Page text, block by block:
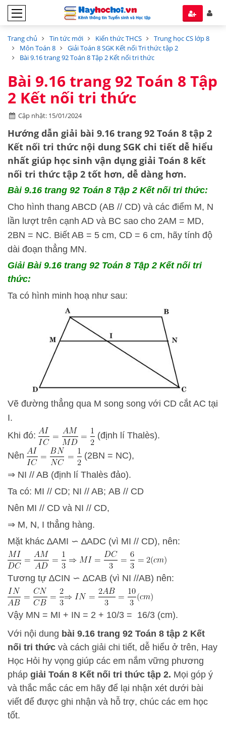
Trang chủ Tin tức mới Kiến thức THCS
Trung học CS lớp 8
Môn Toán 8
Giải Toán 8 SGK Kết nối Tri thức tập 2
Bài 9.16 trang 92 Toán 8 Tập 2 Kết nối tri thức
Bài 9.16 trang 92 Toán 8 Tập
2 Kết nối tri thức
Cập nhật: 15/01/2024
Hướng dẫn giải bài 9.16 trang 92 Toán 8 tập 2
Kết nối tri thức nội dung SGK chi tiết dễ hiểu
nhất giúp học sinh vận dụng giải Toán 8 kết
nối tri thức tập 2 tốt hơn, dễ dàng hơn.
Bài 9.16 trang 92 Toán 8 Tập 2 Kết nối tri thức:
Cho hình thang ABCD (AB // CD) và các điểm M, N
lần lượt trên cạnh AD và BC sao cho 2AM = MD,
2BN = NC. Biết AB = 5 cm, CD = 6 cm, hãy tính độ
dài đoạn thẳng MN.
Giải Bài 9.16 trang 92 Toán 8 Tập 2 Kết nối tri
thức:
Ta có hình minh hoạ như sau:
Vẽ đường thẳng qua M song song với CD cắt AC tại
I.
Khi đó:
(định lí Thalès).
Nên
(2BN = NC),
⇒ NI // AB (định lí Thalès đảo).
Ta có: MI // CD; NI // AB; AB // CD
Nên MI // CD và NI // CD,
⇒ M, N, I thẳng hàng.
Mặt khác ∆AMI ∽ ∆ADC (vì MI // CD), nên:
Tương tự ∆CIN ∽ ∆CAB (vì NI //AB) nên:
Vậy MN = MI + IN = 2 + 10/3 = 16/3 (cm).
Với nội dung bài 9.16 trang 92 Toán 8 tập 2 Kết
nối tri thức và cách giải chi tiết, dễ hiểu ở trên, Hay
Học Hỏi hy vọng giúp các em nắm vững phương
pháp giải Toán 8 Kết nối tri thức tập 2. Mọi góp ý
và thắc mắc các em hãy để lại nhận xét dưới bài
viết để được ghi nhận và hỗ trợ, chúc các em học
tốt.